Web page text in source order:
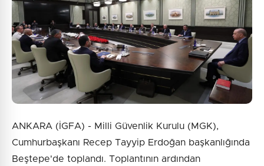
ANKARA (İGFA) - Milli Güvenlik Kurulu (MGK),
Cumhurbaşkanı Recep Tayyip Erdoğan başkanlığında
Beştepe'de toplandı. Toplantının ardından